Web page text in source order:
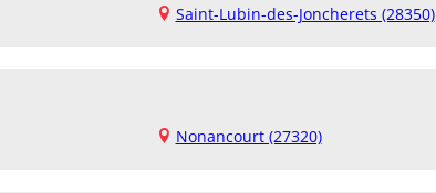
Saint-Lubin-des-Joncherets (28350)
Nonancourt (27320)